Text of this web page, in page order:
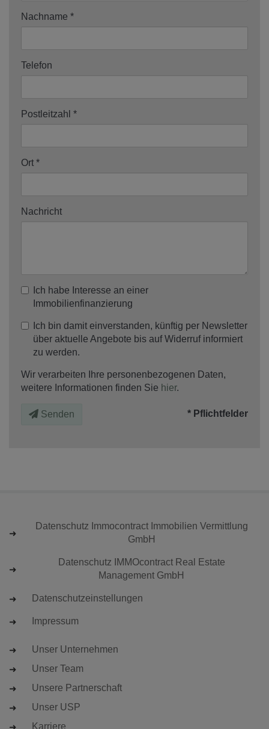
Nachname
Telefon
Postleitzahl
Ort
Nachricht
Ich habe Interesse an einer
Immobilienfinanzierung
Ich bin damit einverstanden, künftig per Newsletter
über aktuelle Angebote bis auf Widerruf informiert
zu werden.
Wir verarbeiten Ihre personenbezogenen Daten,
weitere Informationen finden Sie hier.
Senden * Pflichtfelder
Datenschutz Immocontract Immobilien Vermittlung
GmbH
Datenschutz IMMOcontract Real Estate
Management GmbH
Datenschutzeinstellungen
Impressum
Unser Unternehmen
Unser Team
Unsere Partnerschaft
Unser USP
Karriere